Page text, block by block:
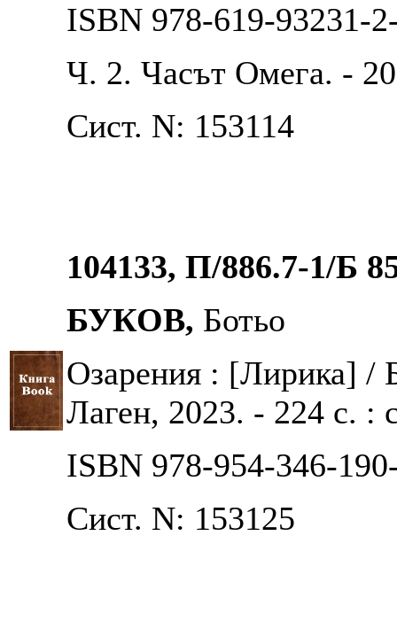
ISBN 978-619-93231-
Ч. 2. Часът Омега. -
Сист. N: 153114
104133, П/886.7-1/Б
БУКОВ, Ботьо
Озарения : [Лирика] /
Лаген, 2023. - 224 с. :
ISBN 978-954-346-
Сист. N: 153125